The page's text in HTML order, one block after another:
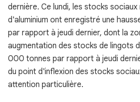
dernière. Ce lundi, les stocks
d'aluminium ont enregistré une
par rapport à jeudi dernier, dont la
augmentation des stocks de lingots
000 tonnes par rapport à jeudi
du point d'inflexion des stocks
attention particulière.